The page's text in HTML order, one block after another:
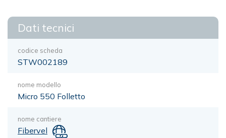
Dati tecnici
codice scheda
STW002189
nome modello
Micro 550 Folletto
nome cantiere
Fibervel